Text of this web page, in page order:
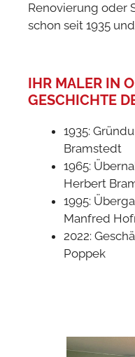
Renovierung oder
schon seit 1935
IHR MALER IN
GESCHICHTE
1935:
Bramstedt
1965:
Herbert
1995:
Manfred
2022:
Poppek